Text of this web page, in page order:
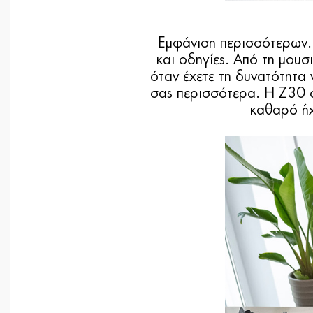
Εμφάνιση
και οδηγίες. Από τη
όταν έχετε τη
σας περισσότερα. Η Z30
καθαρό